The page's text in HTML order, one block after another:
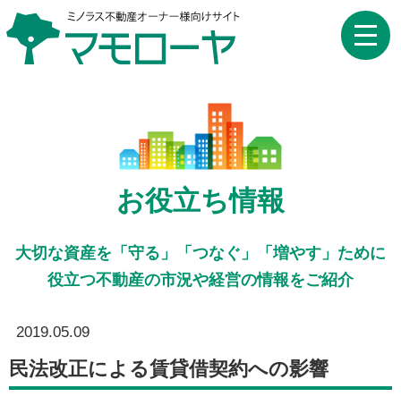
toggle
お役立ち情報
大切な資産を「守る」「つなぐ」「増やす」ために
役立つ不動産の市況や経営の情報をご紹介
2019.05.09
民法改正による賃貸借契約への影響